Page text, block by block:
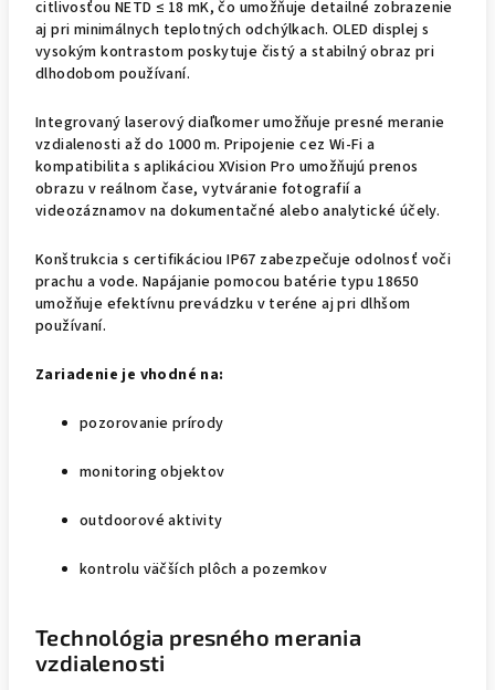
citlivosťou NETD ≤ 18 mK, čo umožňuje detailné zobrazenie
aj pri minimálnych teplotných odchýlkach. OLED displej s
vysokým kontrastom poskytuje čistý a stabilný obraz pri
dlhodobom používaní.
Integrovaný laserový diaľkomer umožňuje presné meranie
vzdialenosti až do 1000 m. Pripojenie cez Wi-Fi a
kompatibilita s aplikáciou XVision Pro umožňujú prenos
obrazu v reálnom čase, vytváranie fotografií a
videozáznamov na dokumentačné alebo analytické účely.
Konštrukcia s certifikáciou IP67 zabezpečuje odolnosť voči
prachu a vode. Napájanie pomocou batérie typu 18650
umožňuje efektívnu prevádzku v teréne aj pri dlhšom
používaní.
Zariadenie je vhodné na:
pozorovanie prírody
monitoring objektov
outdoorové aktivity
kontrolu väčších plôch a pozemkov
Technológia presného merania
vzdialenosti